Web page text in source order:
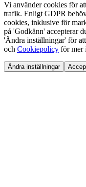
Vi använder cookies för
trafik. Enligt GDPR
cookies, inklusive för
på 'Godkänn' accepterar
'Ändra inställningar' för
och Cookiepolicy för mer
Ändra inställningar